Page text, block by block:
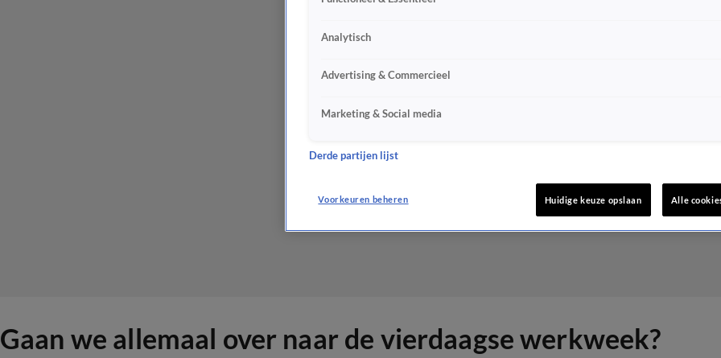
Gaan we allemaal over naar de vierdaagse werkweek?
Analytisch
Advertising & Commercieel
Marketing & Social media
Derde partijen lijst
Voorkeuren beheren Huidige keuze opslaan Alle